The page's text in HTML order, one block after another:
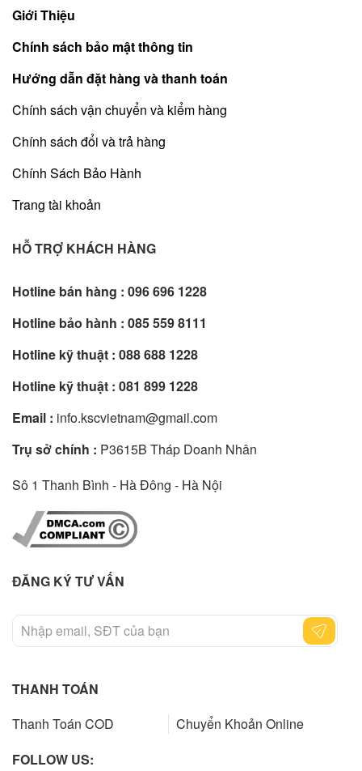
Giới Thiệu
Chính sách bảo mật thông tin
Hướng dẫn đặt hàng và thanh toán
Chính sách vận chuyển và kiểm hàng
Chính sách đổi và trả hàng
Chính Sách Bảo Hành
Trang tài khoản
HỖ TRỢ KHÁCH HÀNG
Hotline bán hàng : 096 696 1228
Hotline bảo hành : 085 559 8111
Hotline kỹ thuật : 088 688 1228
Hotline kỹ thuật : 081 899 1228
Email : info.kscvietnam@gmail.com
Trụ sở chính : P3615B Tháp Doanh Nhân
Sô 1 Thanh Bình - Hà Đông - Hà Nội
ĐĂNG KÝ TƯ VẤN
THANH TOÁN
Thanh Toán COD
Chuyển Khoản Online
FOLLOW US: